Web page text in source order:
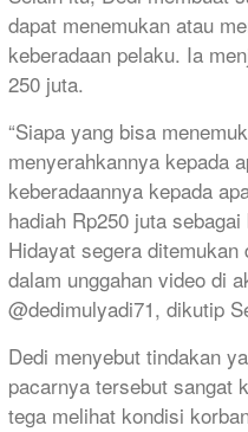
dapat menemukan atau
keberadaan pelaku. Ia
250 juta.
“Siapa yang bisa
menyerahkannya kepada
keberadaannya kepada
hadiah Rp250 juta
Hidayat segera ditemukan
dalam unggahan video di
@dedimulyadi71, dikutip
Dedi menyebut tindakan
pacarnya tersebut sangat
tega melihat kondisi